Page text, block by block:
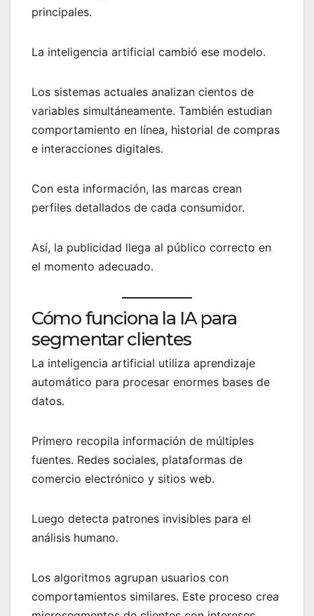
principales.
La inteligencia artificial cambió ese modelo.
Los sistemas actuales analizan cientos de
variables simultáneamente. También estudian
comportamiento en línea, historial de compras
e interacciones digitales.
Con esta información, las marcas crean
perfiles detallados de cada consumidor.
Así, la publicidad llega al público correcto en
el momento adecuado.
Cómo funciona la IA para
segmentar clientes
La inteligencia artificial utiliza aprendizaje
automático para procesar enormes bases de
datos.
Primero recopila información de múltiples
fuentes. Redes sociales, plataformas de
comercio electrónico y sitios web.
Luego detecta patrones invisibles para el
análisis humano.
Los algoritmos agrupan usuarios con
comportamientos similares. Este proceso crea